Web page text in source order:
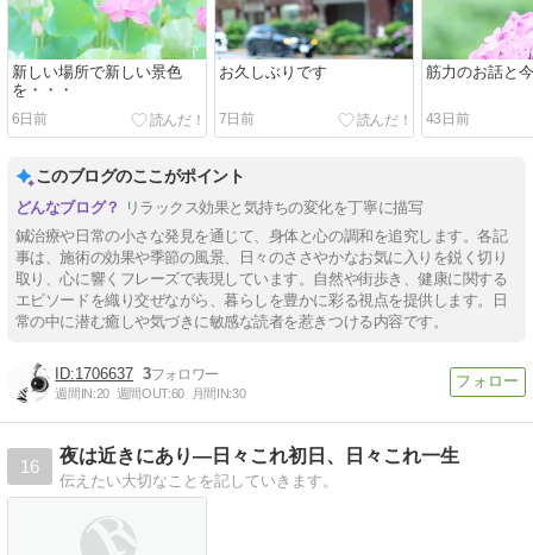
新しい場所で新しい景色
を・・・
6日前
お久しぶりです
7日前
筋力のお話と
43日前
このブログのここがポイント
リラックス効果と気持ちの変化を丁寧に描写
鍼治療や日常の小さな発見を通じて、身体と心の調和を追究します。各記
事は、施術の効果や季節の風景、日々のささやかなお気に入りを鋭く切り
取り、心に響くフレーズで表現しています。自然や街歩き、健康に関する
エピソードを織り交ぜながら、暮らしを豊かに彩る視点を提供します。日
常の中に潜む癒しや気づきに敏感な読者を惹きつける内容です。
1706637 3
週間IN:20 週間OUT:60 月間IN:30
16
夜は近きにあり―日々これ初日、日々これ一生
伝えたい大切なことを記していきます。